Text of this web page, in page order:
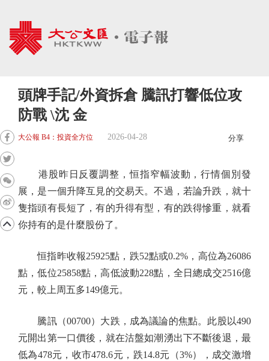
頭牌手記/外資拆倉 騰訊打響低位攻
防戰 \沈 金
大公報 B4：投資全方位 2026-04-28 分享
港股昨日反覆調整，恒指窄幅波動，行情個別發
展，是一個升降互見的交易天。不過，若論升跌，就十
隻指頭有長短了，有的升得有型，有的跌得慘重，就看
你持有的是什麼股份了。
恒指昨收報25925點，跌52點或0.2%，高位為26086
點，低位25858點，高低波動228點，全日總成交2516億
元，較上周五多149億元。
騰訊（00700）大跌，成為議論的焦點。此股以490
元開出第一口價後，就在沽盤如潮湧出下不斷後退，最
低為478元，收市478.6元，跌14.8元（3%），成交激增